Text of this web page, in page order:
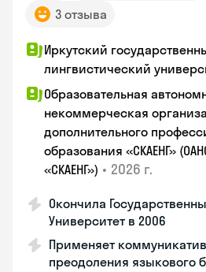
3 отзыва
Иркутский
лингвистический
Образовательная
некоммерческая
дополнительного
образования «СКАЕНГ»
«СКАЕНГ») • 2026 г.
Окончила
Университет в 2006
Применяет
преодоления языкового